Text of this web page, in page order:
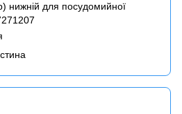
нижній для посудомийної